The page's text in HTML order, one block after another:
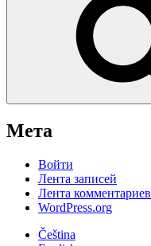
Мета
Войти
Лента записей
Лента комментариев
WordPress.org
Čeština